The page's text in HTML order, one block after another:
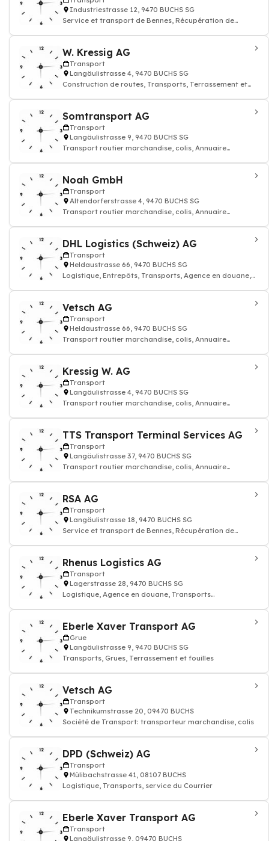
Industriestrasse 12, 9470 BUCHS SG
Service et transport de Bennes, Récupération de
W. Kressig AG
Transport
Langäulistrasse 4, 9470 BUCHS SG
Construction de routes, Transports, Terrassement et
Somtransport AG
Transport
Langäulistrasse 9, 9470 BUCHS SG
Transport routier marchandise, colis, Annuaire
Noah GmbH
Transport
Altendorferstrasse 4, 9470 BUCHS SG
Transport routier marchandise, colis, Annuaire
DHL Logistics (Schweiz) AG
Transport
Heldaustrasse 66, 9470 BUCHS SG
Logistique, Entrepôts, Transports, Agence en douane,
Vetsch AG
Transport
Heldaustrasse 66, 9470 BUCHS SG
Transport routier marchandise, colis, Annuaire
Kressig W. AG
Transport
Langäulistrasse 4, 9470 BUCHS SG
Transport routier marchandise, colis, Annuaire
TTS Transport Terminal Services AG
Transport
Langäulistrasse 37, 9470 BUCHS SG
Transport routier marchandise, colis, Annuaire
RSA AG
Transport
Langäulistrasse 18, 9470 BUCHS SG
Service et transport de Bennes, Récupération de
Rhenus Logistics AG
Transport
Lagerstrasse 28, 9470 BUCHS SG
Logistique, Agence en douane, Transports
Eberle Xaver Transport AG
Grue
Langäulistrasse 9, 9470 BUCHS SG
Transports, Grues, Terrassement et fouilles
Vetsch AG
Transport
Technikumstrasse 20, 09470 BUCHS
Société de Transport: transporteur marchandise, colis
DPD (Schweiz) AG
Transport
Mülibachstrasse 41, 08107 BUCHS
Logistique, Transports, service du Courrier
Eberle Xaver Transport AG
Transport
Langäulistrasse 9, 09470 BUCHS